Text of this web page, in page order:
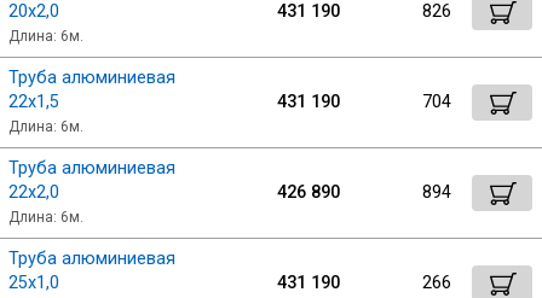
20х2,0
Длина: 6м.
431 190 826
Труба алюминиевая
22х1,5
Длина: 6м.
431 190 704
Труба алюминиевая
22х2,0
Длина: 6м.
426 890 894
Труба алюминиевая
25х1,0
431 190 266